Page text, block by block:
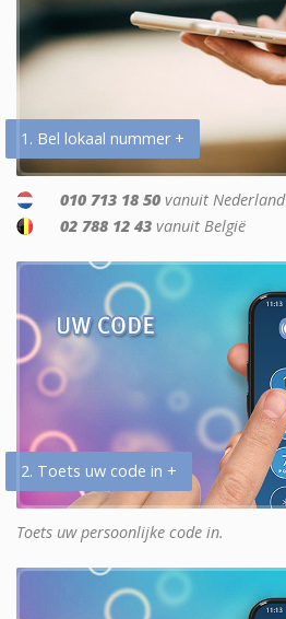
1. Bel lokaal nummer +
010 713 18 50 vanuit Nederland
02 788 12 43 vanuit België
2. Toets uw code in +
Toets uw persoonlijke code in.